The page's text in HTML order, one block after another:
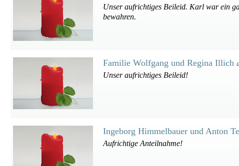
Unser aufrichtiges Beileid. Karl war ein
bewahren.
Familie Wolfgang und Regina Illich
Unser aufrichtiges Beileid!
Ingeborg Himmelbauer und Anton
Aufrichtige Anteilnahme!